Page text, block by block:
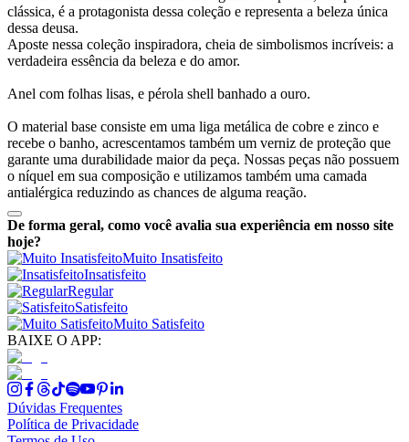
clássica, é a protagonista dessa coleção e representa a beleza única
dessa deusa.
Aposte nessa coleção inspiradora, cheia de simbolismos incríveis: a
verdadeira essência da beleza e do amor.
Anel com folhas lisas, e pérola shell banhado a ouro.
O material base consiste em uma liga metálica de cobre e zinco e
recebe o banho, acrescentamos também um verniz de proteção que
garante uma durabilidade maior da peça. Nossas peças não possuem
o níquel em sua composição e utilizamos também uma camada
antialérgica reduzindo as chances de alguma reação.
De forma geral, como você avalia sua experiência em nosso site
hoje?
Muito Insatisfeito
Insatisfeito
Regular
Satisfeito
Muito Satisfeito
BAIXE O APP:
Dúvidas Frequentes
Política de Privacidade